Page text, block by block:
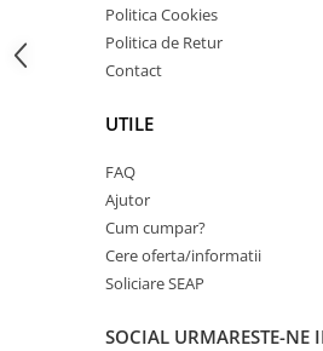
SSD-uri externe
Hard disk-uri externe
Placi captura
Adaptoare PCI / PCIe
Periferice PC
Politica Cookies
Politica de Retur
Contact
UTILE
FAQ
Ajutor
Cum cumpar?
Cere oferta/informatii
Soliciare SEAP
SOCIAL URMARESTE-NE